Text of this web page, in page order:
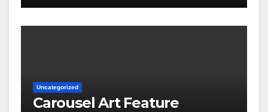
Uncategorized
Carousel Art Feature